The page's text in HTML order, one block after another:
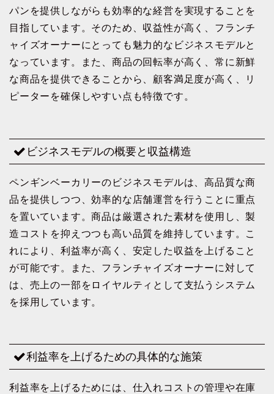
パンを提供しながらも効率的な経営を実現することを
目指しています。そのため、収益性が高く、フランチ
ャイズオーナーにとっても魅力的なビジネスモデルと
なっています。また、商品の回転率が高く、常に新鮮
な商品を提供できることから、顧客満足度が高く、リ
ピーターを確保しやすい点も特徴です。
ビジネスモデルの概要と収益構造
ペンギンベーカリーのビジネスモデルは、高品質な商
品を提供しつつ、効率的な店舗運営を行うことに重点
を置いています。商品は厳選された素材を使用し、製
造コストを抑えつつも高い品質を維持しています。こ
れにより、利益率が高く、安定した収益を上げること
が可能です。また、フランチャイズオーナーに対して
は、売上の一部をロイヤルティとして支払うシステム
を採用しています。
利益率を上げるための具体的な施策
利益率を上げるためには、仕入れコストの管理や在庫